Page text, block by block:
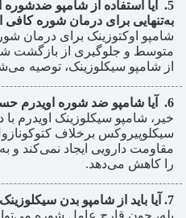
آیا استفاده از شامپو ضدشوره
به‌تنهایی برای درمان شوره
شامپو اوکتوزینک برای درمان
متوسط و جلوگیری از بازگشت
از شامپو سیکلوزینک، توصیه
آیا شامپو ضد شوره اویدرم
خیر، شامپو سیکلوزینک اویدرم
سیکلوپیروکس برخلاف
مقاومت دارویی ایجاد نمی‌کند و
را کاهش می‌دهد.
آیا باید از شامپو بدن
بله، چون قارچ عامل شوره